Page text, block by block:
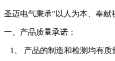
圣迈电气秉承"以人为本、奉献
一、产品质量承诺：
1、 产品的制造和检测均有质